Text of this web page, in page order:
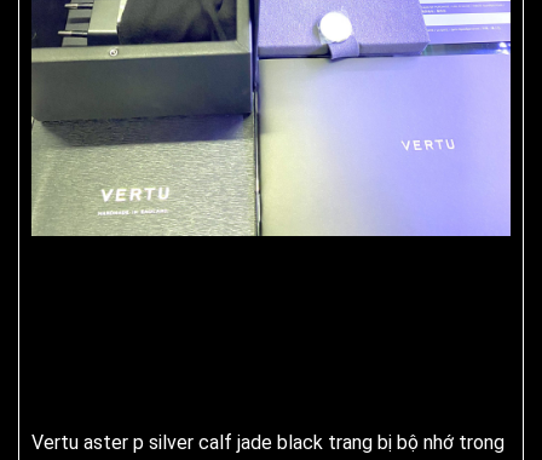
Vertu aster p silver calf jade black trang bị bộ nhớ trong